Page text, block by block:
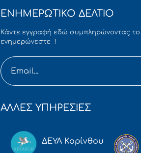
ΕΝΗΜΕΡΩΤΙΚΟ ΔΕΛΤΙΟ
Κάντε εγγραφή εδώ συμπληρώνοντας το
ενημερώνεστε !
ΑΛΛΕΣ ΥΠΗΡΕΣΙΕΣ
ΔΕΥΑ Κορίνθου